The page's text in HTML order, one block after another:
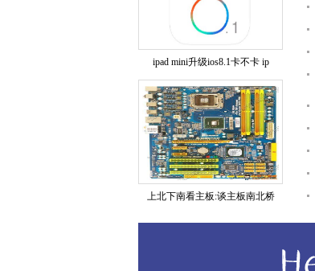
ipad mini升级ios8.1卡不卡 ip
上北下南看主板:谈主板南北桥